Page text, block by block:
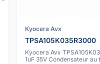
Kyocera Avx
TPSA105K035R3000
Kyocera Avx
1uF 35V Condensateur au